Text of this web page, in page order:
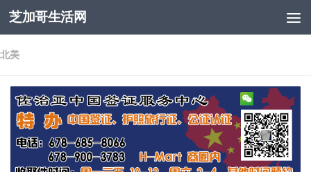
跳至内容
芝加哥生活网
北美